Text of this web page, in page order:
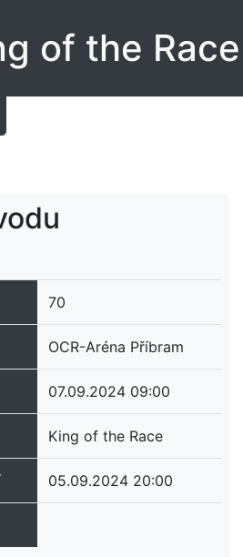
of the Race
70
OCR-Aréna Příbram
07.09.2024 09:00
King of the Race
05.09.2024 20:00